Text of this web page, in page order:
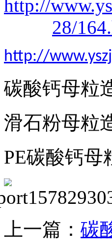
http://
28/
http://
碳酸钙母粒
滑石粉母粒
PE碳酸钙母
上一篇： 碳